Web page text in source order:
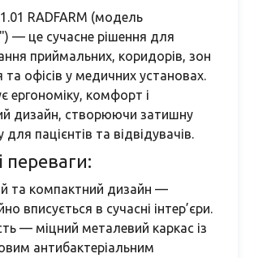
RADFARM (модель
— це сучасне рішення для
приймальних, коридорів, зон
та офісів у медичних установах.
ергономіку, комфорт і
дизайн, створюючи затишну
пацієнтів та відвідувачів.
переваги:
та компактний дизайн —
вписується в сучасні інтер’єри.
— міцний металевий каркас із
антибактеріальним